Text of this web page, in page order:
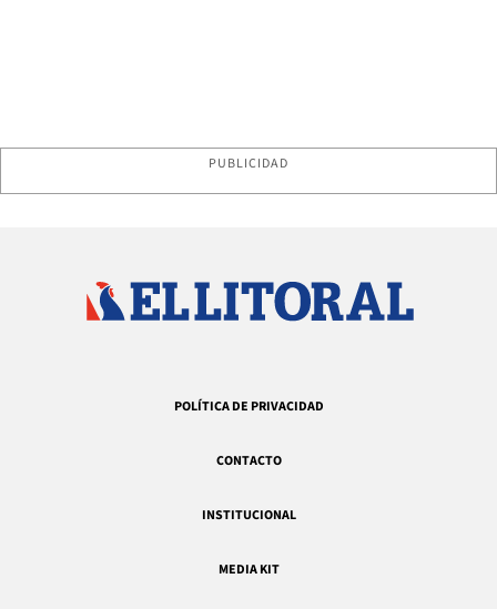
PUBLICIDAD
POLÍTICA DE PRIVACIDAD
CONTACTO
INSTITUCIONAL
MEDIA KIT